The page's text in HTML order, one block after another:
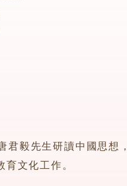
毅先生研讀中國思想
文化工作。